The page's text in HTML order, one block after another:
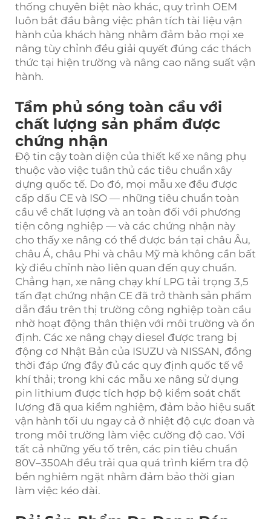
thống chuyên biệt nào khác, quy trình OEM
luôn bắt đầu bằng việc phân tích tài liệu vận
hành của khách hàng nhằm đảm bảo mọi xe
nâng tùy chỉnh đều giải quyết đúng các thách
thức tại hiện trường và nâng cao năng suất vận
hành.
Tầm phủ sóng toàn cầu với
chất lượng sản phẩm được
chứng nhận
Độ tin cậy toàn diện của thiết kế xe nâng phụ
thuộc vào việc tuân thủ các tiêu chuẩn xây
dựng quốc tế. Do đó, mọi mẫu xe đều được
cấp dấu CE và ISO — những tiêu chuẩn toàn
cầu về chất lượng và an toàn đối với phương
tiện công nghiệp — và các chứng nhận này
cho thấy xe nâng có thể được bán tại châu Âu,
châu Á, châu Phi và châu Mỹ mà không cần bất
kỳ điều chỉnh nào liên quan đến quy chuẩn.
Chẳng hạn, xe nâng chạy khí LPG tải trọng 3,5
tấn đạt chứng nhận CE đã trở thành sản phẩm
dẫn đầu trên thị trường công nghiệp toàn cầu
nhờ hoạt động thân thiện với môi trường và ổn
định. Các xe nâng chạy diesel được trang bị
động cơ Nhật Bản của ISUZU và NISSAN, đồng
thời đáp ứng đầy đủ các quy định quốc tế về
khí thải; trong khi các mẫu xe nâng sử dụng
pin lithium được tích hợp bộ kiểm soát chất
lượng đã qua kiểm nghiệm, đảm bảo hiệu suất
vận hành tối ưu ngay cả ở nhiệt độ cực đoan và
trong môi trường làm việc cường độ cao. Với
tất cả những yếu tố trên, các pin tiêu chuẩn
80V–350Ah đều trải qua quá trình kiểm tra độ
bền nghiêm ngặt nhằm đảm bảo thời gian
làm việc kéo dài.